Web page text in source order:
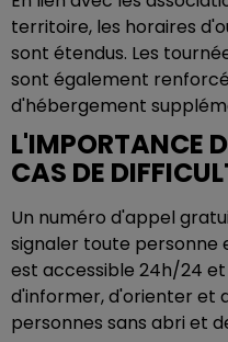
territoire, les horaires
sont étendus. Les
sont également
d'hébergement
L'IMPORTANCE
CAS DE
Un numéro d'appel
signaler toute personne
est accessible 24h/24
d'informer, d'orienter et
personnes sans abri et